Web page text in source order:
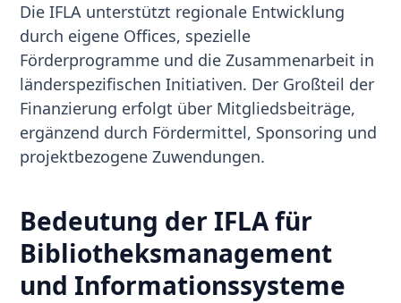
Die IFLA unterstützt regionale Entwicklung
durch eigene Offices, spezielle
Förderprogramme und die Zusammenarbeit in
länderspezifischen Initiativen. Der Großteil der
Finanzierung erfolgt über Mitgliedsbeiträge,
ergänzend durch Fördermittel, Sponsoring und
projektbezogene Zuwendungen.
Bedeutung der IFLA für
Bibliotheksmanagement
und Informationssysteme